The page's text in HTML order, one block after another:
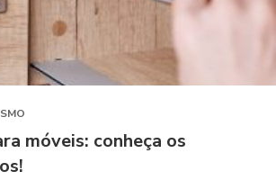
móveis: conheça os